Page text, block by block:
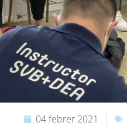
04 febrer 2021